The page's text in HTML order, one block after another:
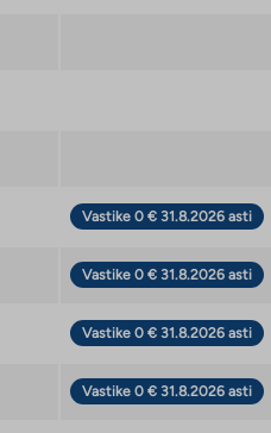
Vastike 0 € 31.8.2026 asti
Vastike 0 € 31.8.2026 asti
Vastike 0 € 31.8.2026 asti
Vastike 0 € 31.8.2026 asti